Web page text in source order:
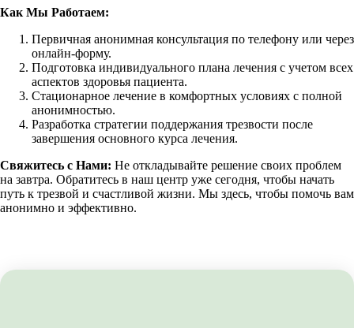
Как Мы Работаем:
Первичная анонимная консультация по телефону или через
онлайн-форму.
Подготовка индивидуального плана лечения с учетом всех
аспектов здоровья пациента.
Стационарное лечение в комфортных условиях с полной
анонимностью.
Разработка стратегии поддержания трезвости после
завершения основного курса лечения.
Свяжитесь с Нами: Не откладывайте решение своих проблем
на завтра. Обратитесь в наш центр уже сегодня, чтобы начать
путь к трезвой и счастливой жизни. Мы здесь, чтобы помочь вам
анонимно и эффективно.